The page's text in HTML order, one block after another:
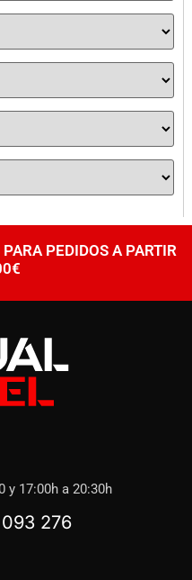
PEDIDOS A PARTIR
y 17:00h a 20:30h
276